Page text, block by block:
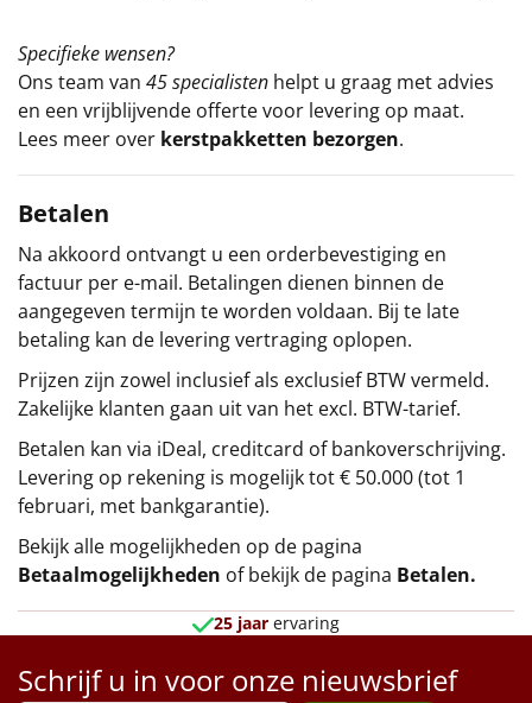
Specifieke wensen?
Ons team van 45 specialisten helpt u graag met advies
en een vrijblijvende offerte voor levering op maat.
Lees meer over kerstpakketten bezorgen.
Betalen
Na akkoord ontvangt u een orderbevestiging en
factuur per e-mail. Betalingen dienen binnen de
aangegeven termijn te worden voldaan. Bij te late
betaling kan de levering vertraging oplopen.
Prijzen zijn zowel inclusief als exclusief BTW vermeld.
Zakelijke klanten gaan uit van het excl. BTW-tarief.
Betalen kan via iDeal, creditcard of bankoverschrijving.
Levering op rekening is mogelijk tot € 50.000 (tot 1
februari, met bankgarantie).
Bekijk alle mogelijkheden op de pagina
Betaalmogelijkheden of bekijk de pagina Betalen.
25 jaar ervaring
Schrijf u in voor onze nieuwsbrief